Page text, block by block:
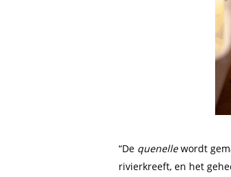
“De quenellewordt
rivierkreeft, en het